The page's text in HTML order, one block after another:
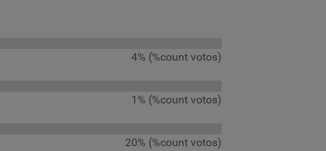
4% (%count votos)
1% (%count votos)
20% (%count votos)